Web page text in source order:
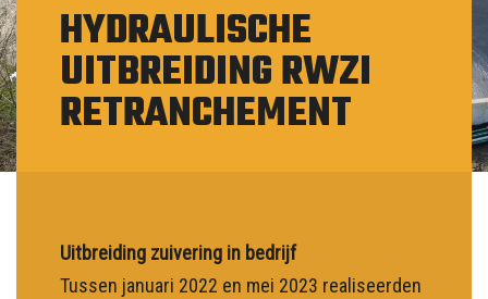
NL
HYDRAULISCHE
UITBREIDING RWZI
RETRANCHEMENT
Uitbreiding zuivering in bedrijf
Tussen januari 2022 en mei 2023 realiseerden